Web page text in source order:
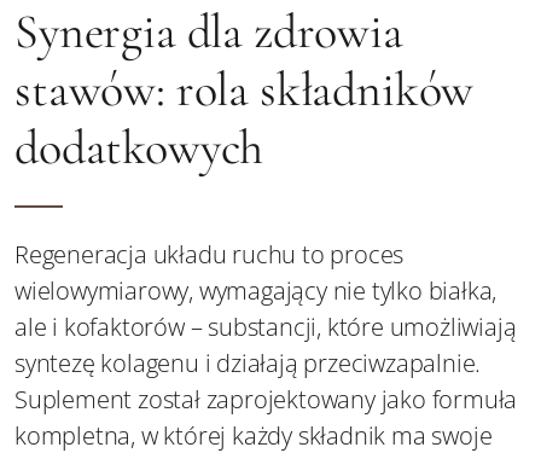
Synergia dla zdrowia
stawów: rola składników
dodatkowych
Regeneracja układu ruchu to proces
wielowymiarowy, wymagający nie tylko białka,
ale i kofaktorów – substancji, które umożliwiają
syntezę kolagenu i działają przeciwzapalnie.
Suplement został zaprojektowany jako formuła
kompletna, w której każdy składnik ma swoje